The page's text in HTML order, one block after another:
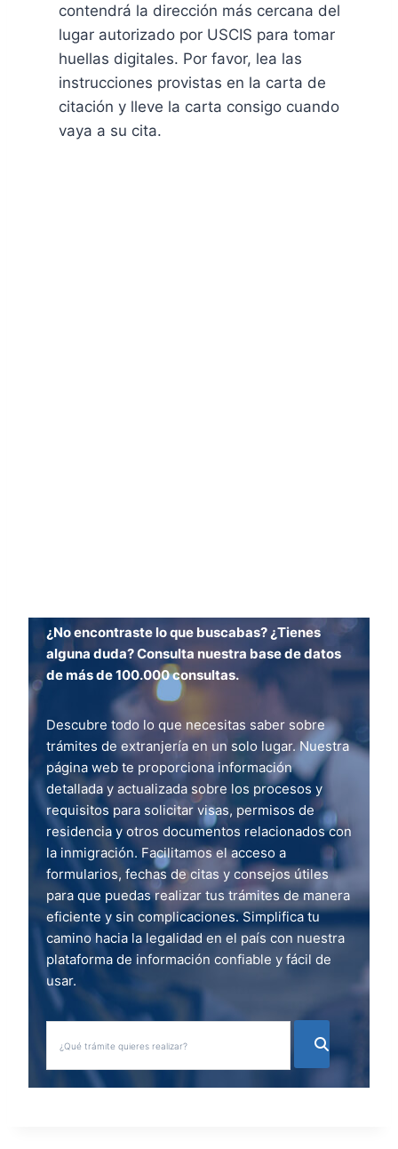
contendrá la dirección más cercana del
lugar autorizado por USCIS para tomar
huellas digitales. Por favor, lea las
instrucciones provistas en la carta de
citación y lleve la carta consigo cuando
vaya a su cita.
¿No encontraste lo que buscabas? ¿Tienes
alguna duda? Consulta nuestra base de datos
de más de 100.000 consultas.
Descubre todo lo que necesitas saber sobre
trámites de extranjería en un solo lugar. Nuestra
página web te proporciona información
detallada y actualizada sobre los procesos y
requisitos para solicitar visas, permisos de
residencia y otros documentos relacionados con
la inmigración. Facilitamos el acceso a
formularios, fechas de citas y consejos útiles
para que puedas realizar tus trámites de manera
eficiente y sin complicaciones. Simplifica tu
camino hacia la legalidad en el país con nuestra
plataforma de información confiable y fácil de
usar.